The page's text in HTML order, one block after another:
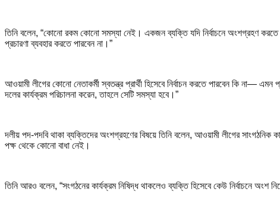
তিনি বলেন, “কোনো রকম কোনো সমস্যা নেই। একজন ব্যক্তি যদি নির্বাচনে অংশগ্রহণ করতে
প্রচারণা ব্যবহার করতে পারবেন না।”
আওয়ামী লীগের কোনো নেতাকর্মী স্বতন্ত্র প্রার্থী হিসেবে নির্বাচন করতে পারবেন কি না—
দলের কার্যক্রম পরিচালনা করেন, তাহলে সেটি সমস্যা হবে।”
দলীয় পদ-পদবি থাকা ব্যক্তিদের অংশগ্রহণের বিষয়ে তিনি বলেন, আওয়ামী লীগের সাংগঠনিক
পক্ষ থেকে কোনো বাধা নেই।
তিনি আরও বলেন, “সংগঠনের কার্যক্রম নিষিদ্ধ থাকলেও ব্যক্তি হিসেবে কেউ নির্বাচনে অংশ